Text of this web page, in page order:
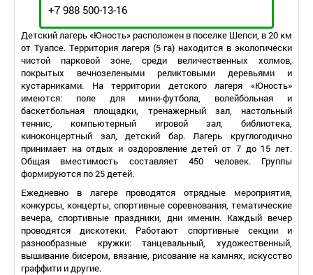
+7 988 500-13-16
Детский лагерь «Юность» расположен в поселке Шепси, в 20 км
от Туапсе. Территория лагеря (5 га) находится в экологически
чистой парковой зоне, среди величественных холмов,
покрытых вечнозелеными реликтовыми деревьями и
кустарниками. На территории детского лагеря «Юность»
имеются: поле для мини-футбола, волейбольная и
баскетбольная площадки, тренажерный зал, настольный
теннис, компьютерный игровой зал, библиотека,
киноконцертный зал, детский бар. Лагерь круглогодично
принимает на отдых и оздоровление детей от 7 до 15 лет.
Общая вместимость составляет 450 человек. Группы
формируются по 25 детей.
Ежедневно в лагере проводятся отрядные мероприятия,
конкурсы, концерты, спортивные соревнования, тематические
вечера, спортивные праздники, дни именин. Каждый вечер
проводятся дискотеки. Работают спортивные секции и
разнообразные кружки: танцевальный, художественный,
вышивание бисером, вязание, рисование на камнях, искусство
граффити и другие.